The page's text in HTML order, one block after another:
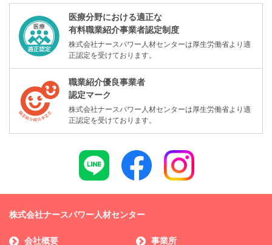
医療分野における適正な
有料職業紹介事業者認定制度
株式会社ナースパワー人材センターは厚生労働省より適
正認定を受けております。
職業紹介優良事業者
認定マーク
株式会社ナースパワー人材センターは厚生労働省より適
正認定を受けております。
株式会社ナースパワー人材センター
会社概要 事業所